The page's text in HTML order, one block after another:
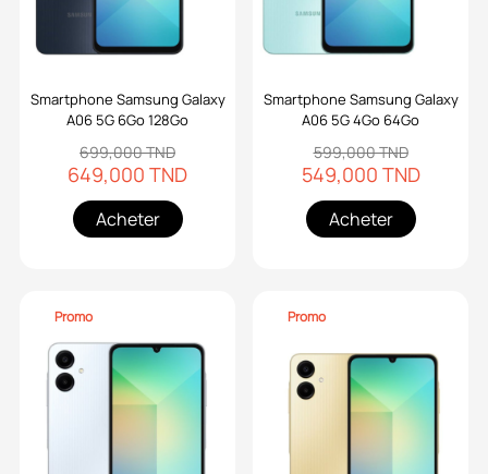
Smartphone Samsung Galaxy
A06 5G 6Go 128Go
699,000 TND
649,000 TND
Acheter
Smartphone Samsung Galaxy
A06 5G 4Go 64Go
599,000 TND
549,000 TND
Acheter
Promo Promo